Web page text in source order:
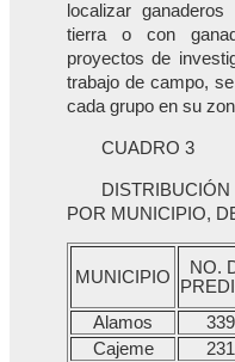
localizar
tierra o con
proyectos de
trabajo de campo,
cada grupo en su
CUADRO 3
POR MUNICIPIO,
MUNICIPIO
NO.
Alamos
339
Cajeme
231